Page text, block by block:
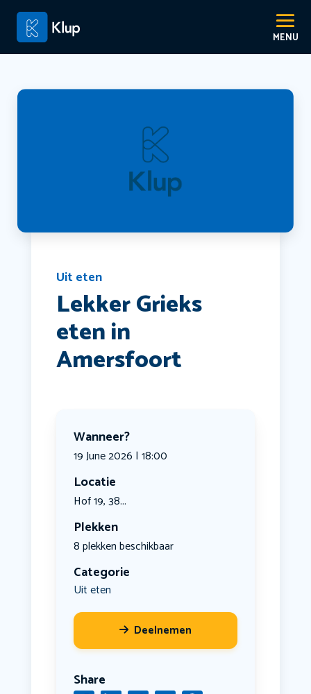
Uit eten
Lekker Grieks
eten in
Amersfoort
Wanneer?
19 June 2026 | 18:00
Locatie
Hof 19, 38...
Plekken
8 plekken beschikbaar
Categorie
Uit eten
Deelnemen
Share